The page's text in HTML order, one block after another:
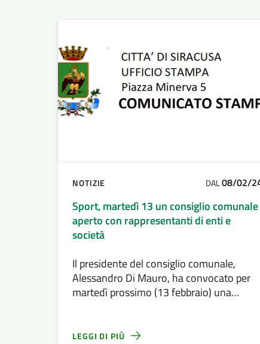
NOTIZIE DAL08/02/
Sport, martedì 13 un consiglio comunale
aperto con rappresentanti di enti e
società
Il presidente del consiglio comunale,
Alessandro Di Mauro, ha convocato per
martedì prossimo (13 febbraio) una
sport siracusano”.
LEGGI DI PIÙ